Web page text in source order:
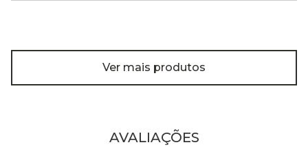
Ver mais produtos
AVALIAÇÕES